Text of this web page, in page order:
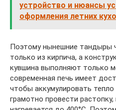
устройство и нюансы
оформления летних
Поэтому нынешние тандыры
только из кирпича, а
кувшина выполняют только
современная печь имеет
чтобы аккумулировать
грамотно провести